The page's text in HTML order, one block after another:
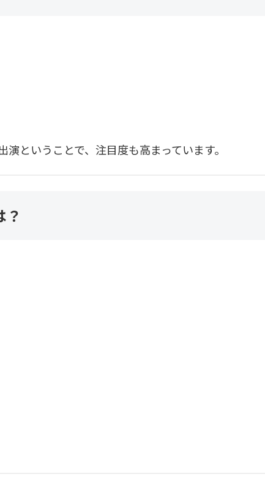
ということで、注目度も高まっています。